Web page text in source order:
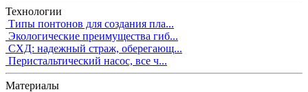
Технологии
Типы понтонов для создания пла...
Экологические преимущества гиб...
СХД: надежный страж, оберегающ...
Перистальтический насос, все ч...
Материалы